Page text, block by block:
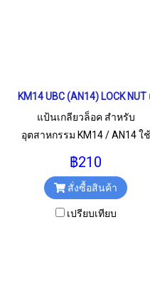
KM14 UBC (AN14) LOCK
แป้นเกลียวล็อค สำหรับ
อุตสาหกรรม KM14 / AN14 ใช้
฿210
สั่งซื้อสินค้า
เปรียบเทียบ